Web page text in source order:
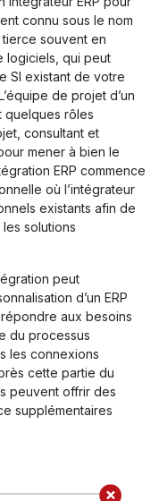
connu sous le nom
souvent en
logiciels, qui peut
SI existant de votre
de projet d’un
quelques rôles
consultant et
mener à bien le
ERP commence
où l’intégrateur
existants afin de
solutions
peut
d’un ERP
aux besoins
du processus
les connexions
cette partie du
peuvent offrir des
supplémentaires